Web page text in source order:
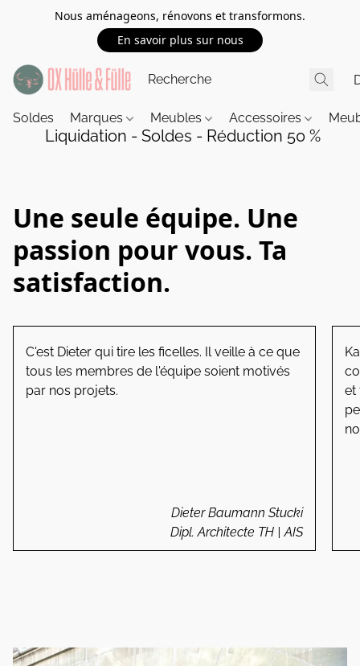
Nous aménageons, rénovons et transformons.
En savoir plus sur nous
Soldes Marques Meubles Accessoires
Liquidation - Soldes - Réduction 50 %
Une seule équipe. Une
passion pour vous. Ta
satisfaction.
C'est Dieter qui tire les ficelles. Il veille à ce que
tous les membres de l'équipe soient motivés
par nos projets.
Dieter Baumann Stucki
Dipl. Architecte TH | AIS
et